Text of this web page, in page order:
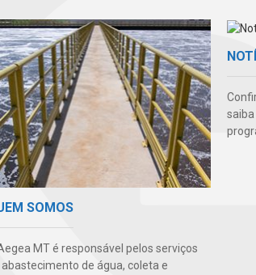
SOMOS
MT é responsável pelos serviços
abastecimento de água, coleta e